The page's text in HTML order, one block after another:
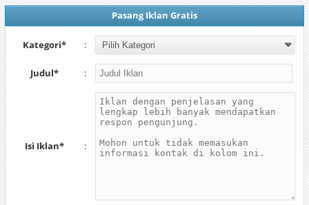
Pasang Iklan Gratis
Kategori* :
Judul* :
Isi Iklan* :